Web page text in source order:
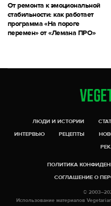
От ремонта к эмоциональной
стабильности: как работает
программа «На пороге
перемен» от «Лемана ПРО»
ЛЮДИ И ИСТОРИИ
ИНТЕРВЬЮ
РЕЦЕПТЫ
ПОЛИТИКА
СОГЛАШЕНИЕ О
©
Использование материалов